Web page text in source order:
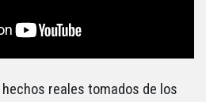
hechos reales tomados de los